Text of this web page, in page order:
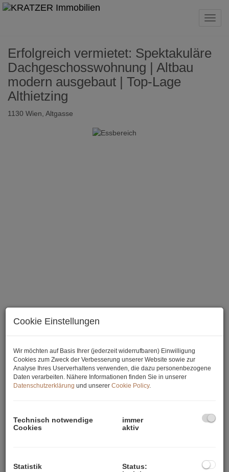
Erfolgreich vermietet: Spektakuläre
Dachgeschosswohnung | Altbau
modern ausgebaut | Top-Lage
Althietzing
1130 Wien , Altgasse
Sie wünschen einen Besichtigungstermin oder mehr
Cookie Einstellungen
Wir möchten auf Basis Ihrer (jederzeit widerrufbaren) Einwilligung
Cookies zum Zweck der Verbesserung unserer Website sowie zur
Analyse Ihres Userverhaltens verwenden, die dazu personenbezogene
Daten verarbeiten. Nähere Informationen finden Sie in unserer
Datenschutzerklärung und unserer Cookie Policy.
Technisch notwendige
Cookies
immer
aktiv
Statistik
Status: